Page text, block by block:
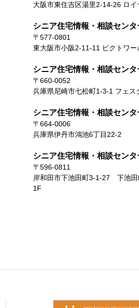
大阪市東住吉区湯里2-14-26 ロイ
シニア住宅情報・相談センタ
〒577-0801
東大阪市小阪2-11-11 ビクトワー
シニア住宅情報・相談センタ
〒660-0052
兵庫県尼崎市七松町1-3-1 フェス
シニア住宅情報・相談センタ
〒664-0006
兵庫県伊丹市鴻池6丁目22-2
シニア住宅情報・相談センタ
〒596-0811
岸和田市下池田町3-1-27 下池田
1F